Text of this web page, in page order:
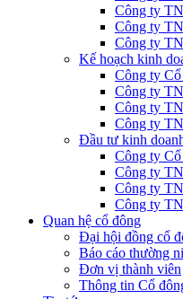
Công ty
Công ty
Công ty
Kế hoạch kinh
Công ty
Công ty
Công ty
Công ty
Đầu tư kinh
Công ty
Công ty
Công ty
Công ty
Quan hệ cổ đông
Đại hội đồng cổ
Báo cáo thường
Đơn vị thành viên
Thông tin Cổ